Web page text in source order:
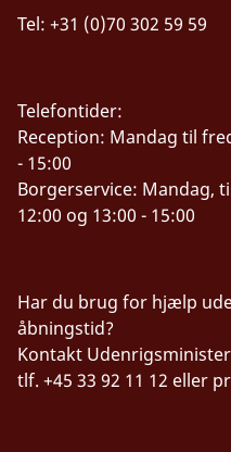
Tel: +31 (0)70 302 59 59
Telefontider:
Reception: Mandag til
- 15:00
Borgerservice: Mandag,
12:00 og 13:00 - 15:00
Har du brug for hjælp
åbningstid?
Kontakt
tlf. +45 33 92 11 12 eller